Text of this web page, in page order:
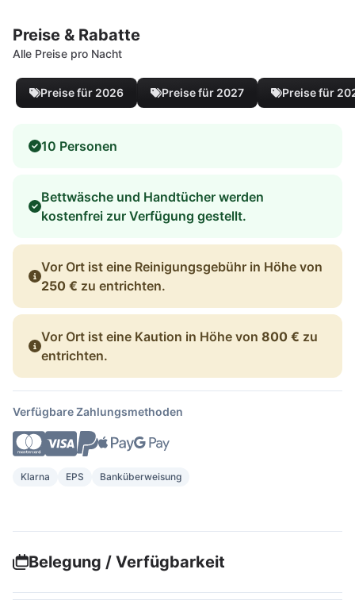
Preise & Rabatte
Alle Preise pro Nacht
Preise für 2026 Preise für 2027 Preise für
10 Personen
Bettwäsche und Handtücher werden
kostenfrei zur Verfügung gestellt.
Vor Ort ist eine Reinigungsgebühr in Höhe von
250 € zu entrichten.
Vor Ort ist eine Kaution in Höhe von 800 € zu
entrichten.
Verfügbare Zahlungsmethoden
Klarna EPS Banküberweisung
Belegung / Verfügbarkeit